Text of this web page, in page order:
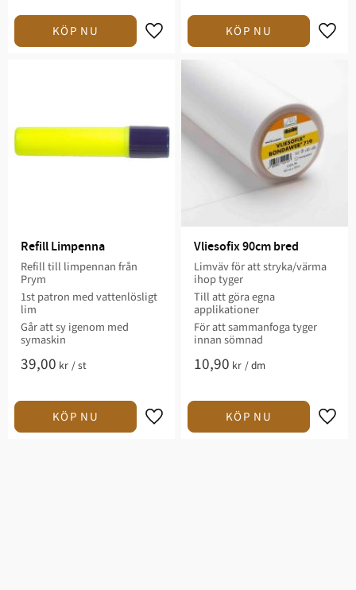
Lägg till i favoriter
Refill Limpenna
Refill till limpennan från
Prym
1st patron med vattenlösligt
lim
Går att sy igenom med
symaskin
39,00 kr /st
Lägg till i favoriter
Vliesofix 90cm bred
Limväv för att stryka/värma
ihop tyger
Till att göra egna
applikationer
För att sammanfoga tyger
innan sömnad
10,90 kr /dm